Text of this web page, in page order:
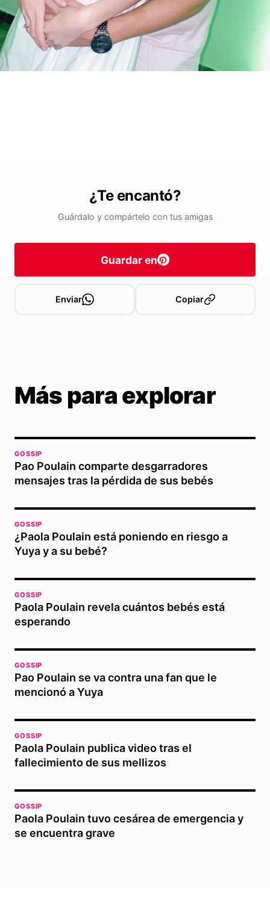
¿Te encantó?
Guárdalo y compártelo con tus amigas
Guardar en
Enviar Copiar
Más para explorar
GOSSIP
Pao Poulain comparte desgarradores
mensajes tras la pérdida de sus bebés
GOSSIP
¿Paola Poulain está poniendo en riesgo a
Yuya y a su bebé?
GOSSIP
Paola Poulain revela cuántos bebés está
esperando
GOSSIP
Pao Poulain se va contra una fan que le
mencionó a Yuya
GOSSIP
Paola Poulain publica video tras el
fallecimiento de sus mellizos
GOSSIP
Paola Poulain tuvo cesárea de emergencia y
se encuentra grave